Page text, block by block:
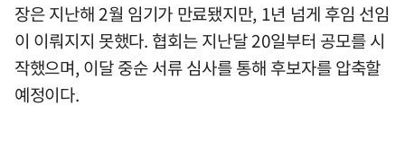
장은 지난해 2월 임기가 만료됐지만, 1년 넘게 후임 선임
이 이뤄지지 못했다. 협회는 지난달 20일부터 공모를 시
작했으며, 이달 중순 서류 심사를 통해 후보자를 압축할
예정이다.